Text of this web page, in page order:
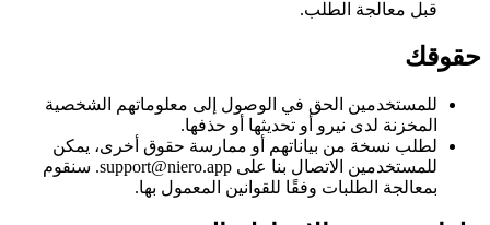
قبل معالجة الطلب.
حقوقك
للمستخدمين الحق في الوصول إلى معلوماتهم الشخصية
المخزنة لدى نيرو أو تحديثها أو حذفها.
لطلب نسخة من بياناتهم أو ممارسة حقوق أخرى، يمكن
للمستخدمين الاتصال بنا على support@niero.app. سنقوم
بمعالجة الطلبات وفقًا للقوانين المعمول بها.